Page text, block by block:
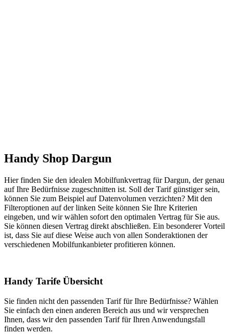
Handy Shop Dargun
Hier finden Sie den idealen Mobilfunkvertrag für Dargun, der genau
auf Ihre Bedürfnisse zugeschnitten ist. Soll der Tarif günstiger sein,
können Sie zum Beispiel auf Datenvolumen verzichten? Mit den
Filteroptionen auf der linken Seite können Sie Ihre Kriterien
eingeben, und wir wählen sofort den optimalen Vertrag für Sie aus.
Sie können diesen Vertrag direkt abschließen. Ein besonderer Vorteil
ist, dass Sie auf diese Weise auch von allen Sonderaktionen der
verschiedenen Mobilfunkanbieter profitieren können.
Handy Tarife Übersicht
Sie finden nicht den passenden Tarif für Ihre Bedürfnisse? Wählen
Sie einfach den einen anderen Bereich aus und wir versprechen
Ihnen, dass wir den passenden Tarif für Ihren Anwendungsfall
finden werden.